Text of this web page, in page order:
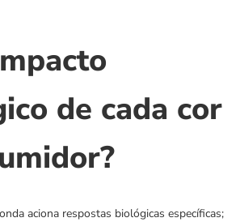
de cada cor
aciona respostas biológicas específicas;